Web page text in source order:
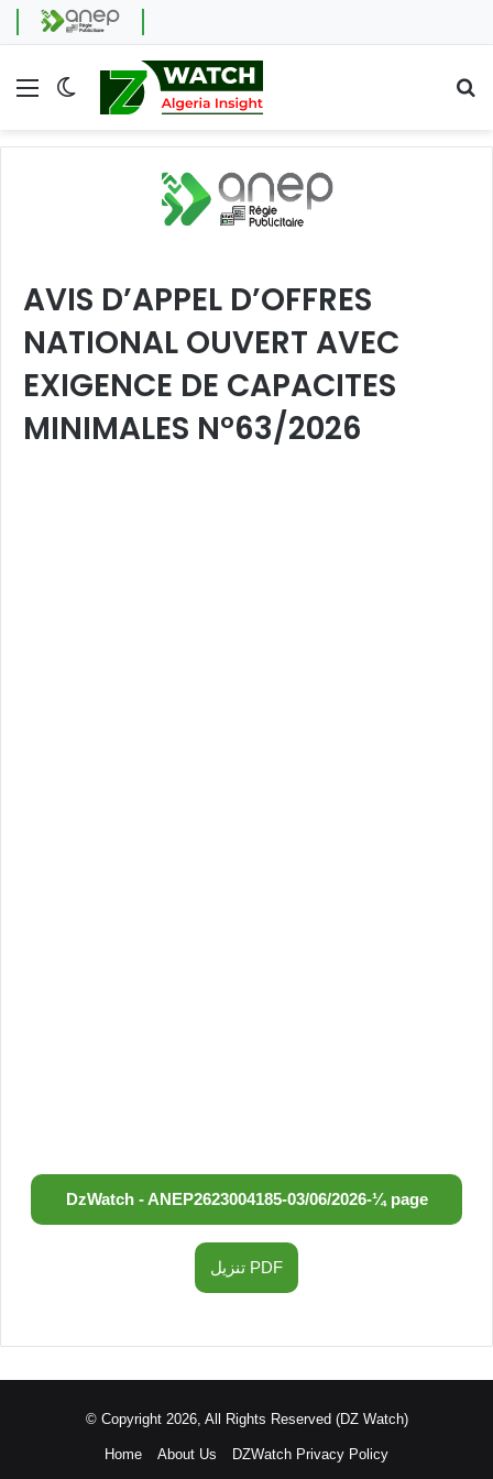
Menu Switch skin
AVIS D’APPEL D’OFFRES
NATIONAL OUVERT AVEC
EXIGENCE DE CAPACITES
MINIMALES N°63/2026
DzWatch - ANEP2623004185-03/06/2026-¼ page
تنزيل PDF
© Copyright 2026, All Rights Reserved (DZ Watch)
Home About Us DZWatch Privacy Policy